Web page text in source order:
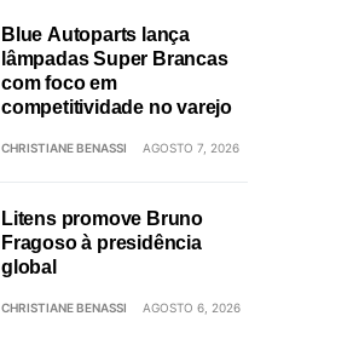
Blue Autoparts lança
lâmpadas Super Brancas
com foco em
competitividade no varejo
CHRISTIANE BENASSI AGOSTO 7, 2026
Litens promove Bruno
Fragoso à presidência
global
CHRISTIANE BENASSI AGOSTO 6, 2026